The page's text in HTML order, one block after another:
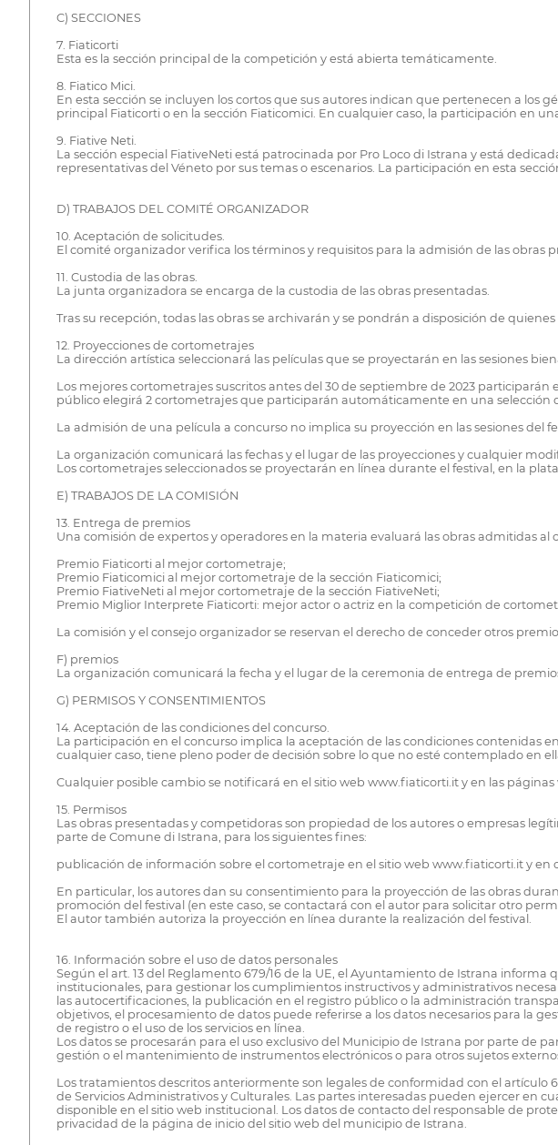
C) SECCIONES
7. Fiaticorti
Esta es la sección principal de la competición y está abierta temáticamente.
8. Fiatico Mici.
En esta sección se incluyen los cortos que sus autores indican que pertenecen a los
principal Fiaticorti o en la sección Fiaticomici. En cualquier caso, la participación en
9. Fiative Neti.
La sección especial FiativeNeti está patrocinada por Pro Loco di Istrana y está
representativas del Véneto por sus temas o escenarios. La participación en esta
D) TRABAJOS DEL COMITÉ ORGANIZADOR
10. Aceptación de solicitudes.
El comité organizador verifica los términos y requisitos para la admisión de las obras
11. Custodia de las obras.
La junta organizadora se encarga de la custodia de las obras presentadas.
Tras su recepción, todas las obras se archivarán y se pondrán a disposición de
12. Proyecciones de cortometrajes
La dirección artística seleccionará las películas que se proyectarán en las sesiones
Los mejores cortometrajes suscritos antes del 30 de septiembre de 2023
público elegirá 2 cortometrajes que participarán automáticamente en una selección
La admisión de una película a concurso no implica su proyección en las sesiones del
La organización comunicará las fechas y el lugar de las proyecciones y cualquier
Los cortometrajes seleccionados se proyectarán en línea durante el festival, en la
E) TRABAJOS DE LA COMISIÓN
13. Entrega de premios
Una comisión de expertos y operadores en la materia evaluará las obras admitidas
Premio Fiaticorti al mejor cortometraje;
Premio Fiaticomici al mejor cortometraje de la sección Fiaticomici;
Premio FiativeNeti al mejor cortometraje de la sección FiativeNeti;
Premio Miglior Interprete Fiaticorti: mejor actor o actriz en la competición de
La comisión y el consejo organizador se reservan el derecho de conceder otros
F) premios
La organización comunicará la fecha y el lugar de la ceremonia de entrega de
G) PERMISOS Y CONSENTIMIENTOS
14. Aceptación de las condiciones del concurso.
La participación en el concurso implica la aceptación de las condiciones contenidas
cualquier caso, tiene pleno poder de decisión sobre lo que no esté contemplado en
Cualquier posible cambio se notificará en el sitio web www.fiaticorti.it y en las páginas
15. Permisos
Las obras presentadas y competidoras son propiedad de los autores o empresas
parte de Comune di Istrana, para los siguientes fines:
publicación de información sobre el cortometraje en el sitio web www.fiaticorti.it y
En particular, los autores dan su consentimiento para la proyección de las obras
promoción del festival (en este caso, se contactará con el autor para solicitar otro
El autor también autoriza la proyección en línea durante la realización del festival.
16. Información sobre el uso de datos personales
Según el art. 13 del Reglamento 679/16 de la UE, el Ayuntamiento de Istrana
institucionales, para gestionar los cumplimientos instructivos y administrativos
las autocertificaciones, la publicación en el registro público o la administración
objetivos, el procesamiento de datos puede referirse a los datos necesarios para la
de registro o el uso de los servicios en línea.
Los datos se procesarán para el uso exclusivo del Municipio de Istrana por parte de
gestión o el mantenimiento de instrumentos electrónicos o para otros sujetos
Los tratamientos descritos anteriormente son legales de conformidad con el artículo
de Servicios Administrativos y Culturales. Las partes interesadas pueden ejercer en
disponible en el sitio web institucional. Los datos de contacto del responsable de
privacidad de la página de inicio del sitio web del municipio de Istrana.